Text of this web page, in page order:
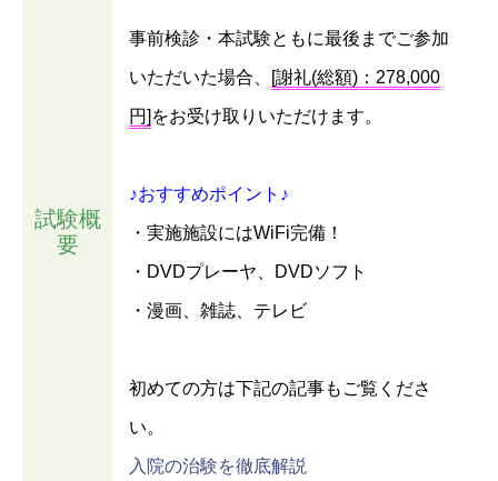
試験概
要
事前検診・本試験ともに最後までご参加
いただいた場合、 [謝礼(総額)：278,000
円] をお受け取りいただけます。
♪おすすめポイント♪
・実施施設にはWiFi完備！
・DVDプレーヤ、DVDソフト
・漫画、雑誌、テレビ
初めての方は下記の記事もご覧くださ
い。
入院の治験を徹底解説